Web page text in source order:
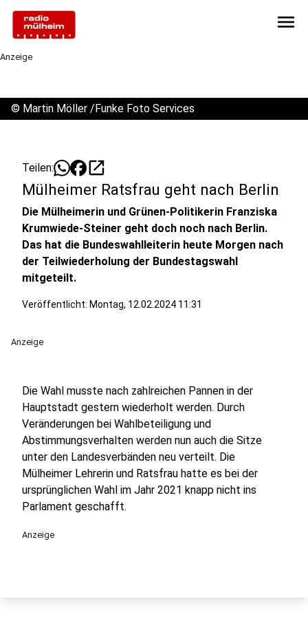
menu
Anzeige
© Martin Möller /Funke Foto Services
Teilen: open_in_new
Mülheimer Ratsfrau geht nach Berlin
Die Mülheimerin und Grünen-Politikerin Franziska
Krumwiede-Steiner geht doch noch nach Berlin.
Das hat die Bundeswahlleiterin heute Morgen nach
der Teilwiederholung der Bundestagswahl
mitgeteilt.
Veröffentlicht: Montag, 12.02.2024 11:31
Anzeige
Die Wahl musste nach zahlreichen Pannen in der
Hauptstadt gestern wiederholt werden. Durch
Veränderungen bei Wahlbeteiligung und
Abstimmungsverhalten werden nun auch die Sitze
unter den Landesverbänden neu verteilt. Die
Mülheimer Lehrerin und Ratsfrau hatte es bei der
ursprünglichen Wahl im Jahr 2021 knapp nicht ins
Parlament geschafft.
Anzeige